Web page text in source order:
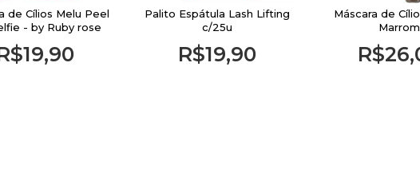
de Cílios Melu Peel
- by Ruby rose
Palito Espátula Lash Lifting
c/25u
R$19,90
Máscara de
Marrom